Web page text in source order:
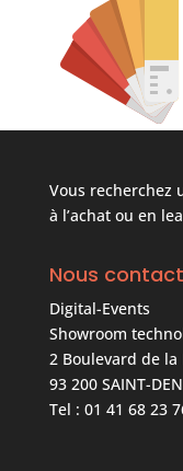
Vous recherchez
à l’achat ou en
Nous
Digital-Events
Showroom
2 Boulevard de
93 200 SAINT-
Tel : 01 41 68 23